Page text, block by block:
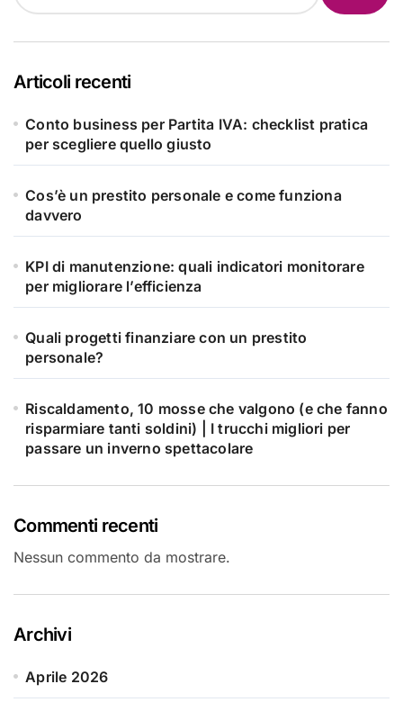
Articoli recenti
Conto business per Partita IVA: checklist pratica
per scegliere quello giusto
Cos’è un prestito personale e come funziona
davvero
KPI di manutenzione: quali indicatori monitorare
per migliorare l’efficienza
Quali progetti finanziare con un prestito
personale?
Riscaldamento, 10 mosse che valgono (e che fanno
risparmiare tanti soldini) | I trucchi migliori per
passare un inverno spettacolare
Commenti recenti
Nessun commento da mostrare.
Archivi
Aprile 2026